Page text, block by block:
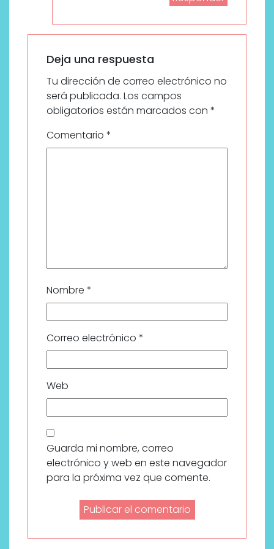
Deja una respuesta
Tu dirección de correo electrónico no
será publicada. Los campos
obligatorios están marcados con *
Comentario *
Nombre *
Correo electrónico *
Web
Guarda mi nombre, correo
electrónico y web en este navegador
para la próxima vez que comente.